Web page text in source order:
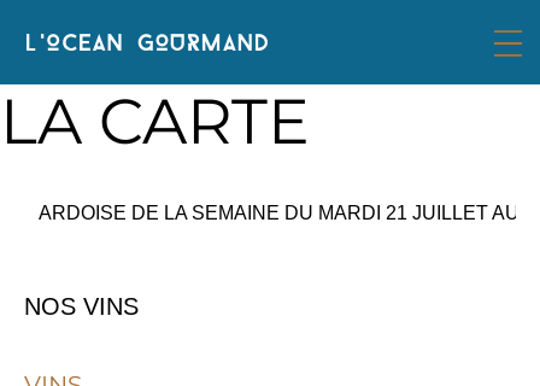
LA CARTE
ARDOISE DE LA SEMAINE DU MARDI 21 JUILLET AU
NOS VINS